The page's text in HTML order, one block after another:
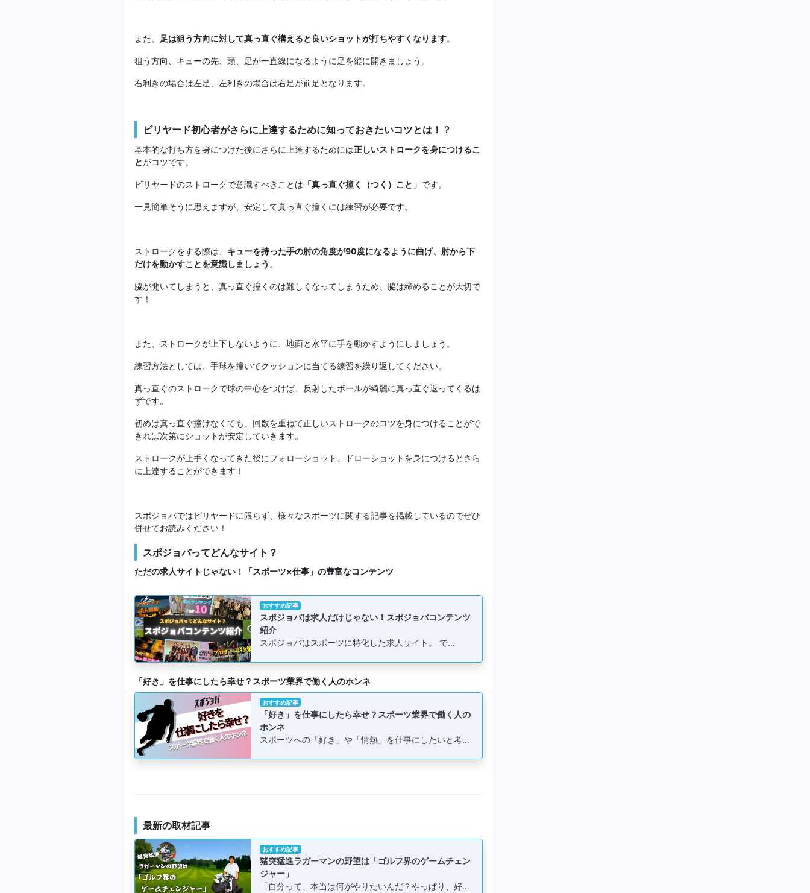
また、 足は狙う方向に対して真っ直ぐ構えると良いショットが打ちやすくなります。
狙う方向、キューの先、頭、足が一直線になるように足を縦に開きましょう。
右利きの場合は左足、左利きの場合は右足が前足となります。
ビリヤード初心者がさらに上達するために知っておきたいコツとは！？
基本的な打ち方を身につけた後にさらに上達するためには正しいストロークを身につけるこ
とがコツです。
ビリヤードのストロークで意識すべきことは 「真っ直ぐ撞く（つく）こと」 です。
一見簡単そうに思えますが、安定して真っ直ぐ撞くには練習が必要です。
ストロークをする際は、 キューを持った手の肘の角度が90度になるように曲げ、肘から下
だけを動かすことを意識しましょう 。
脇が開いてしまうと、真っ直ぐ撞くのは難しくなってしまうため、脇は締めることが大切で
す！
また、ストロークが上下しないように、地面と水平に手を動かすようにしましょう。
練習方法としては、手球を撞いてクッションに当てる練習を繰り返してください。
真っ直ぐのストロークで球の中心をつけば、反射したボールが綺麗に真っ直ぐ返ってくるは
ずです。
初めは真っ直ぐ撞けなくても、回数を重ねて正しいストロークのコツを身につけることがで
きれば次第にショットが安定していきます。
ストロークが上手くなってきた後にフォローショット、ドローショットを身につけるとさら
に上達することができます！
スポジョバではビリヤードに限らず、様々なスポーツに関する記事を掲載しているのでぜひ
併せてお読みください！
スポジョバってどんなサイト？
ただの求人サイトじゃない！「スポーツ×仕事」の豊富なコンテンツ
おすすめ記事
スポジョバは求人だけじゃない！スポジョバコンテンツ
紹介
スポジョバはスポーツに特化した求人サイト。 で…
「好き」を仕事にしたら幸せ？スポーツ業界で働く人のホンネ
おすすめ記事
「好き」を仕事にしたら幸せ？スポーツ業界で働く人の
ホンネ
スポーツへの「好き」や「情熱」を仕事にしたいと考…
最新の取材記事
おすすめ記事
猪突猛進ラガーマンの野望は「ゴルフ界のゲームチェン
ジャー」
「自分って、本当は何がやりたいんだ？やっぱり、好…